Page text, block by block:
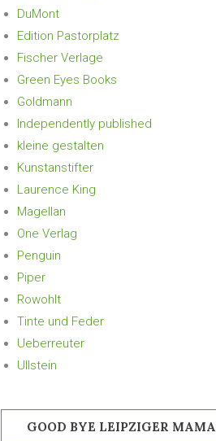
DuMont
Edition Pastorplatz
Fischer Verlage
Green Eyes Books
Goldmann
Independently published
kleine gestalten
Kunstanstifter
Laurence King
Magellan
One Verlag
Penguin
Piper
Rowohlt
Tinte und Feder
Ueberreuter
Ullstein
GOOD BYE LEIPZIGER MAMA